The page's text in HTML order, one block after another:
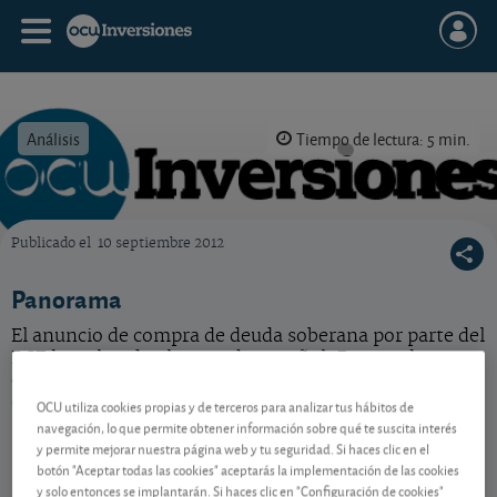
Análisis Tiempo de lectura: 5 min.
Publicado el 10 septiembre 2012
Panorama
El anuncio de compra de deuda soberana por parte del
BCE ha calmado al mercado español. Pero no hay que
condiciones se fijará este plan de ayuda.
Contenido reservado a SOCIOS
OCU utiliza cookies propias y de terceros para analizar tus hábitos de
navegación, lo que permite obtener información sobre qué te suscita interés
y permite mejorar nuestra página web y tu seguridad. Si haces clic en el
botón "Aceptar todas las cookies" aceptarás la implementación de las cookies
y solo entonces se implantarán. Si haces clic en "Configuración de cookies"